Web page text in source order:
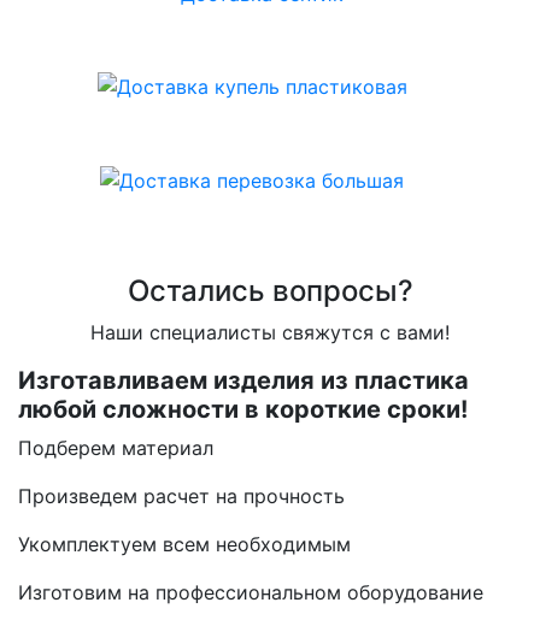
Остались вопросы?
Наши специалисты свяжутся с вами!
Изготавливаем изделия из пластика
любой сложности в короткие сроки!
Подберем материал
Произведем расчет на прочность
Укомплектуем всем необходимым
Изготовим на профессиональном оборудование